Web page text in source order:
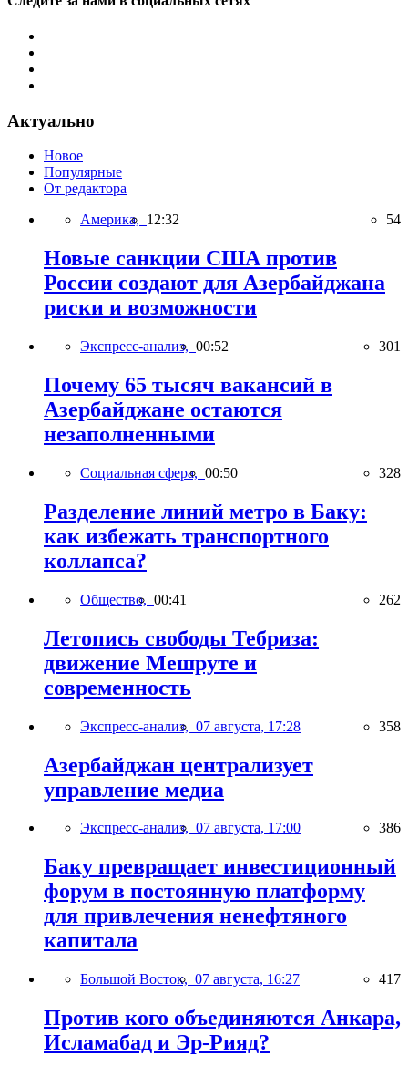
Актуально
Новое
Популярные
От редактора
Америка, 12:32 54
Новые санкции США против
России создают для Азербайджана
риски и возможности
Экспресс-анализ, 00:52 301
Почему 65 тысяч вакансий в
Азербайджане остаются
незаполненными
Социальная сфера, 00:50 328
Разделение линий метро в Баку:
как избежать транспортного
коллапса?
Общество, 00:41 262
Летопись свободы Тебриза:
движение Мешруте и
современность
Экспресс-анализ, 07 августа, 17:28 358
Азербайджан централизует
управление медиа
Экспресс-анализ, 07 августа, 17:00 386
Баку превращает инвестиционный
форум в постоянную платформу
для привлечения ненефтяного
капитала
Большой Восток, 07 августа, 16:27 417
Против кого объединяются Анкара,
Исламабад и Эр-Рияд?